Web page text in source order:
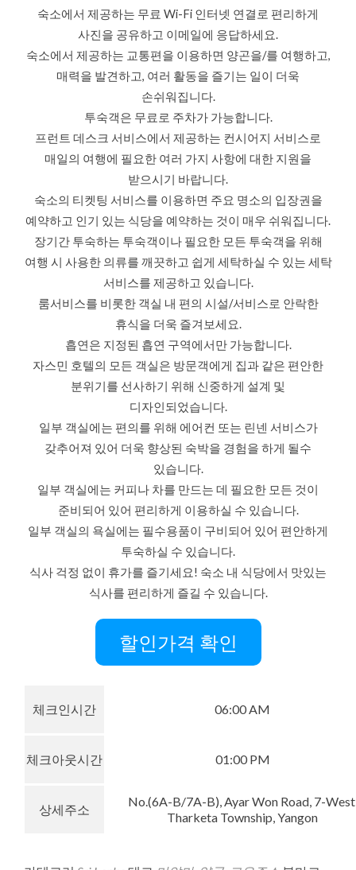
숙소에서 제공하는 무료 Wi-Fi 인터넷 연결로 편리하게
사진을 공유하고 이메일에 응답하세요.
숙소에서 제공하는 교통편을 이용하면 양곤을/를 여행하고,
매력을 발견하고, 여러 활동을 즐기는 일이 더욱
손쉬워집니다.
투숙객은 무료로 주차가 가능합니다.
프런트 데스크 서비스에서 제공하는 컨시어지 서비스로
매일의 여행에 필요한 여러 가지 사항에 대한 지원을
받으시기 바랍니다.
숙소의 티켓팅 서비스를 이용하면 주요 명소의 입장권을
예약하고 인기 있는 식당을 예약하는 것이 매우 쉬워집니다.
장기간 투숙하는 투숙객이나 필요한 모든 투숙객을 위해
여행 시 사용한 의류를 깨끗하고 쉽게 세탁하실 수 있는 세탁
서비스를 제공하고 있습니다.
룸서비스를 비롯한 객실 내 편의 시설/서비스로 안락한
휴식을 더욱 즐겨보세요.
흡연은 지정된 흡연 구역에서만 가능합니다.
자스민 호텔의 모든 객실은 방문객에게 집과 같은 편안한
분위기를 선사하기 위해 신중하게 설계 및
디자인되었습니다.
일부 객실에는 편의를 위해 에어컨 또는 린넨 서비스가
갖추어져 있어 더욱 향상된 숙박을 경험을 하게 될수
있습니다.
일부 객실에는 커피나 차를 만드는 데 필요한 모든 것이
준비되어 있어 편리하게 이용하실 수 있습니다.
일부 객실의 욕실에는 필수용품이 구비되어 있어 편안하게
투숙하실 수 있습니다.
식사 걱정 없이 휴가를 즐기세요! 숙소 내 식당에서 맛있는
식사를 편리하게 즐길 수 있습니다.
할인가격 확인
체크인시간 06:00 AM
체크아웃시간 01:00 PM
상세주소
No.(6A-B/7A-B), Ayar Won Road, 7-
Tharketa Township, Yangon